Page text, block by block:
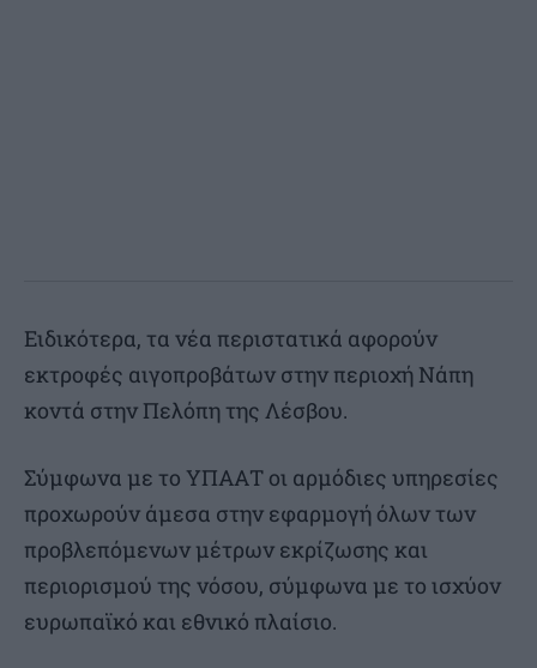
Ειδικότερα, τα νέα περιστατικά αφορούν
εκτροφές αιγοπροβάτων στην περιοχή Νάπη
κοντά στην Πελόπη της Λέσβου.
Σύμφωνα με το ΥΠΑΑΤ οι αρμόδιες υπηρεσίες
προχωρούν άμεσα στην εφαρμογή όλων των
προβλεπόμενων μέτρων εκρίζωσης και
περιορισμού της νόσου, σύμφωνα με το ισχύον
ευρωπαϊκό και εθνικό πλαίσιο.